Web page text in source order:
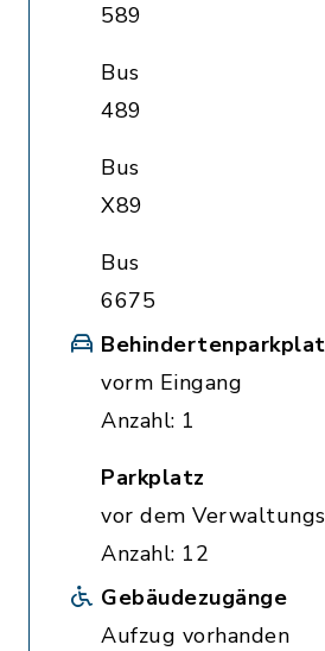
589
Bus
489
Bus
X89
Bus
6675
vorm Eingang
Anzahl: 1
Parkplatz
vor dem
Anzahl: 12
Gebäudezugänge
Aufzug vorhanden